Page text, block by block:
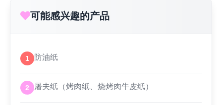
可能感兴趣的产品
1 防油纸
2 屠夫纸（烤肉纸、烧烤肉牛皮纸）